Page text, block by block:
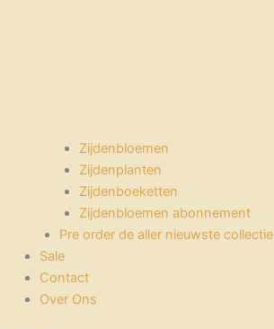
Zijdenbloemen
Zijdenplanten
Zijdenboeketten
Zijdenbloemen abonnement
Pre order de aller nieuwste collectie
Sale
Contact
Over Ons